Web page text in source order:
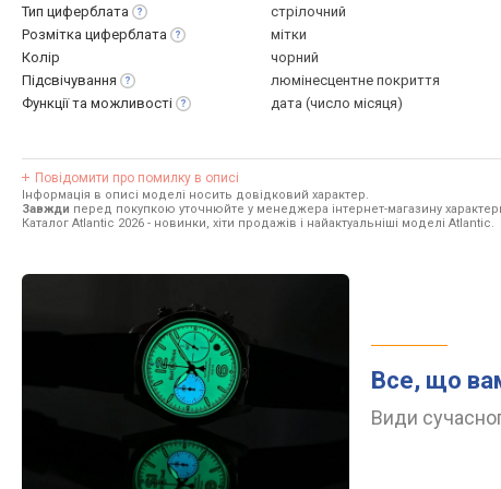
Тип циферблата
стрілочний
Розмітка циферблата
мітки
Колір
чорний
Підсвічування
люмінесцентне покриття
Функції та можливості дата (число місяця)
Повідомити про помилку в описі
Інформація в описі моделі носить довідковий характер.
Завжди перед покупкою уточнюйте у менеджера інтернет-магазину
Каталог Atlantic 2026 - новинки, хіти продажів і найактуальніші моделі Atlantic.
Все, що
Види